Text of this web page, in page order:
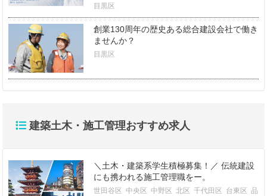
目黒区
創業130周年の歴史ある総合建設会社で働き
ませんか？
目黒区
建築土木・施工管理おすすめ求人
＼土木・建築系学生積極募集！／ 伝統建設
にも携われる施工管理職をー。
世田谷区 中央区 中野区 北区 千代田区 台東区 品